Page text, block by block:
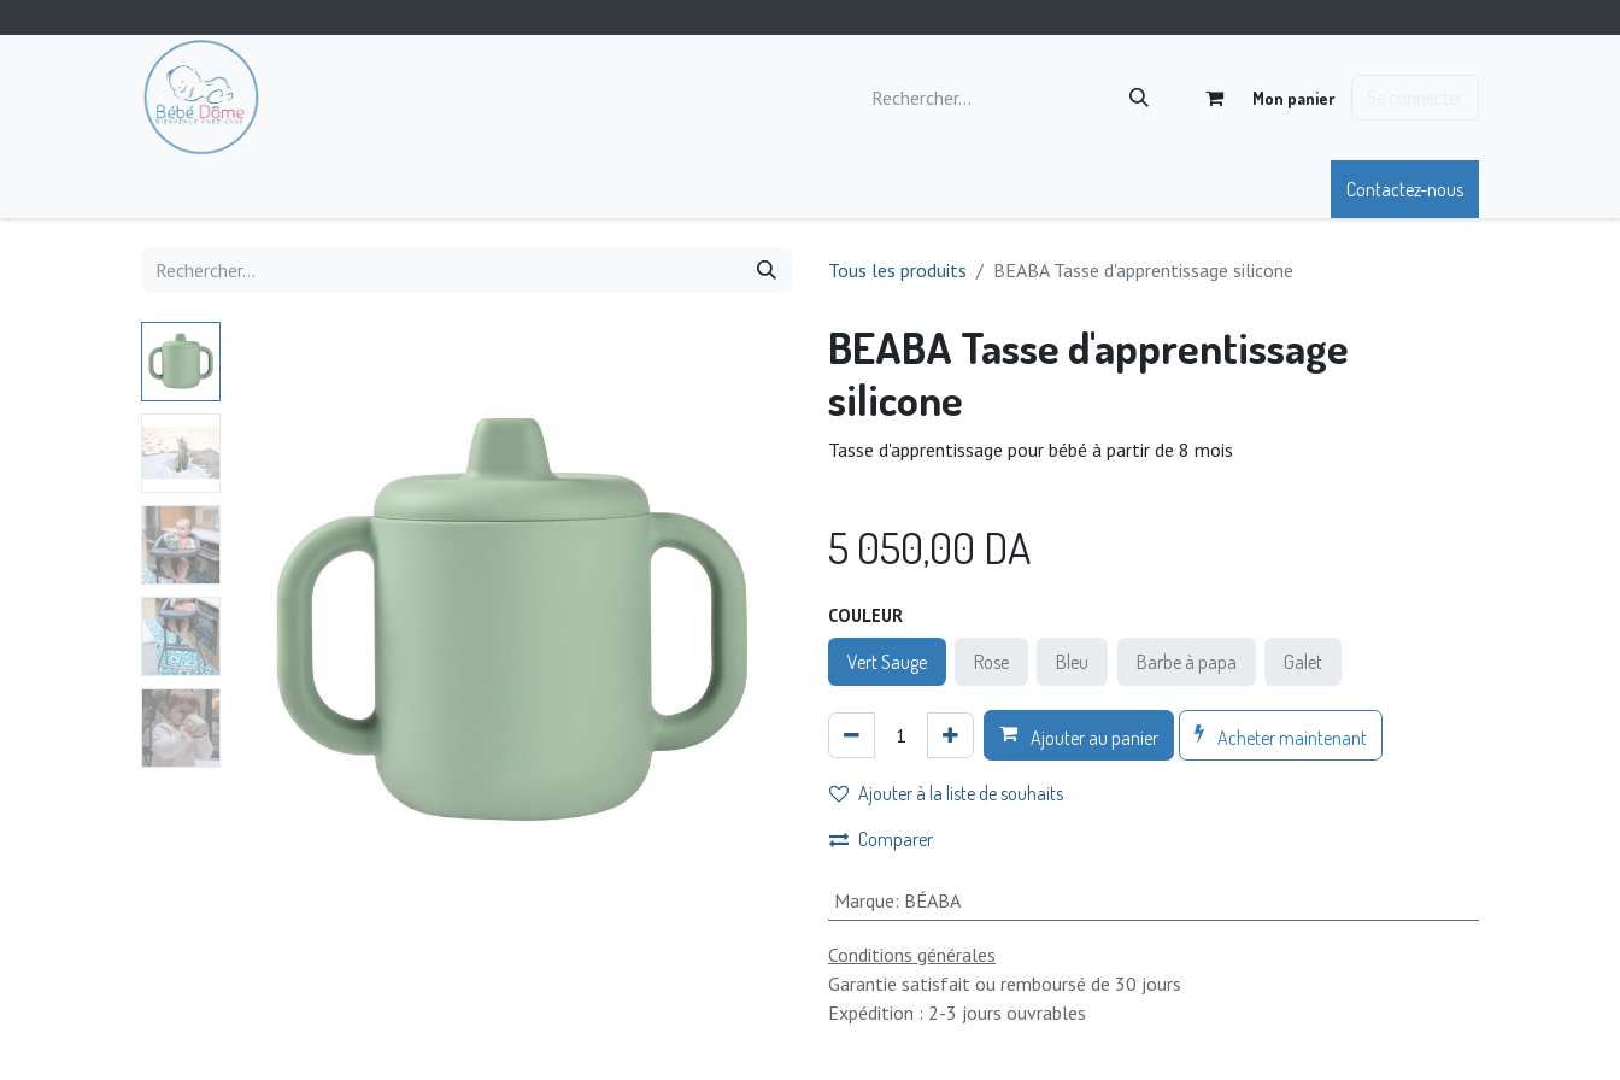
Mon panier
Contactez-nous
Tous les produits BEABA Tasse d'apprentissage silicone
BEABA Tasse d'apprentissage
silicone
Tasse d'apprentissage pour bébé à partir de 8 mois
5 050,00 DA
COULEUR
Vert Sauge Rose Bleu Barbe à papa Galet
Ajouter au panier Acheter maintenant
Ajouter à la liste de souhaits
Comparer
Marque: BÉABA
Conditions générales
Garantie satisfait ou remboursé de 30 jours
Expédition : 2-3 jours ouvrables